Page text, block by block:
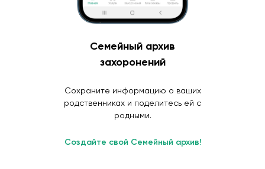
Семейный архив
захоронений
Сохраните информацию о ваших
родственниках и поделитесь ей с
родными.
Создайте свой Семейный архив!